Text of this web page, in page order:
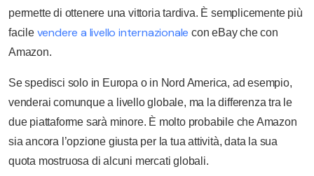
permette di ottenere una vittoria tardiva. È semplicemente più
facile vendere a livello internazionale con eBay che con
Amazon.
Se spedisci solo in Europa o in Nord America, ad esempio,
venderai comunque a livello globale, ma la differenza tra le
due piattaforme sarà minore. È molto probabile che Amazon
sia ancora l’opzione giusta per la tua attività, data la sua
quota mostruosa di alcuni mercati globali.